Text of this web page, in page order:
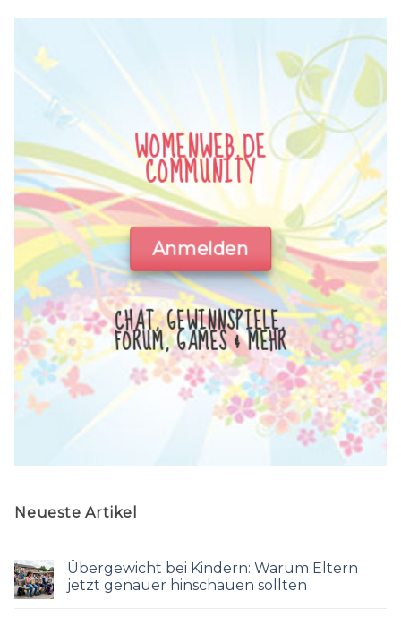
WOMENWEB.DE
COMMUNITY
Anmelden
CHAT, GEWINNSPIELE,
FORUM, GAMES & MEHR
Neueste Artikel
Übergewicht bei Kindern: Warum Eltern
jetzt genauer hinschauen sollten